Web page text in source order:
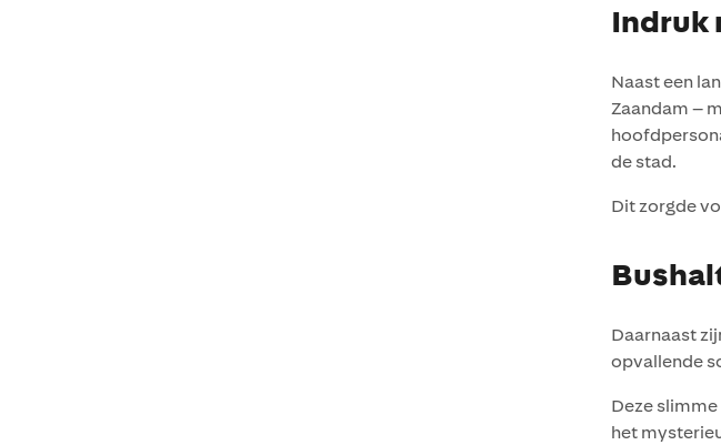
Indruk
Naast een
Zaandam –
de stad.
Dit zorgde
Daarnaast
opvallende
Deze
het